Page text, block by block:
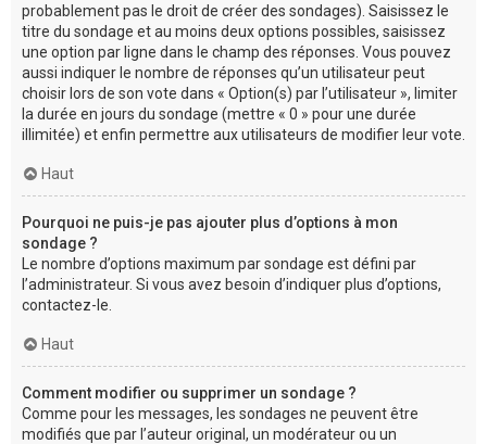
probablement pas le droit de créer des sondages). Saisissez le
titre du sondage et au moins deux options possibles, saisissez
une option par ligne dans le champ des réponses. Vous pouvez
aussi indiquer le nombre de réponses qu’un utilisateur peut
choisir lors de son vote dans « Option(s) par l’utilisateur », limiter
la durée en jours du sondage (mettre « 0 » pour une durée
illimitée) et enfin permettre aux utilisateurs de modifier leur vote.
Haut
Pourquoi ne puis-je pas ajouter plus d’options à mon
sondage ?
Le nombre d’options maximum par sondage est défini par
l’administrateur. Si vous avez besoin d’indiquer plus d’options,
contactez-le.
Haut
Comment modifier ou supprimer un sondage ?
Comme pour les messages, les sondages ne peuvent être
modifiés que par l’auteur original, un modérateur ou un